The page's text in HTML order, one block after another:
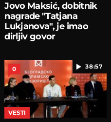
Jovo Maksić, dobitnik
nagrade "Tatjana
Lukjanova", je imao
dirljiv govor
38:57
0
VESTI